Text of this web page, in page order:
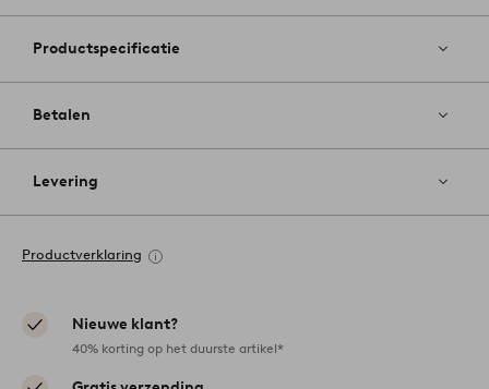
Productspecificatie
Betalen
Levering
Productverklaring
Nieuwe klant?
40% korting op het duurste artikel*